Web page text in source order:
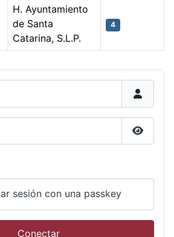
H. Ayuntamiento
de Santa
Catarina, S.L.P.
4
sesión con una passkey
Conectar